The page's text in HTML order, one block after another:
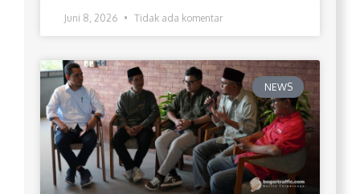
Juni 8, 2026 Tidak ada komentar
NEWS